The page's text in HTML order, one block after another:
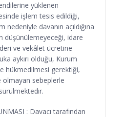
yüklenen
işlem tesis edildiği,
davanın açıldığına
düşünülemeyeceği, idare
ve vekâlet ücretine
aykırı olduğu, Kurum
hükmedilmesi gerektiği,
olmayan sebeplerle
: Davacı tarafından